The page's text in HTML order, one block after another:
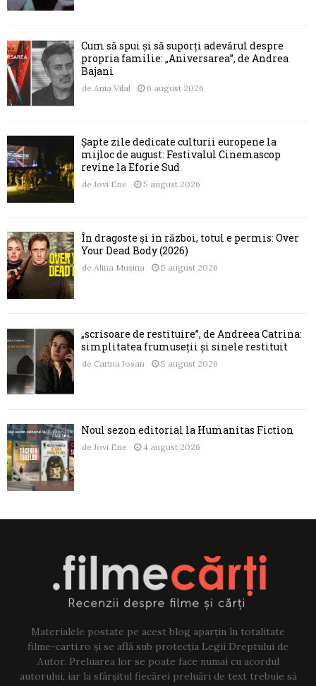
Cum să spui și să suporți adevărul despre
propria familie: „Aniversarea”, de Andrea
Bajani
de Ania Vilal 6 august 2026
Șapte zile dedicate culturii europene la
mijloc de august: Festivalul Cinemascop
revine la Eforie Sud
de Jovi Ene 5 august 2026
În dragoste și în război, totul e permis: Over
Your Dead Body (2026)
de Alina Mușina 5 august 2026
„scrisoare de restituire”, de Andreea Catrina:
simplitatea frumuseții și sinele restituit
de Carina Josan 5 august 2026
Noul sezon editorial la Humanitas Fiction
de Jovi Ene 4 august 2026
Materialele postate pe acest blog aparțin în totalitate
filme-carti.ro și se află sub protecția Legii Dreptului de
Autor. Preluarea lor se poate face numai cu acordul
autorului, iar la sfârșitul fiecărei preluări de text trebuie să